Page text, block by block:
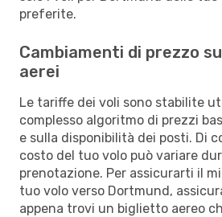
preferite.
Cambiamenti di prezzo
aerei
Le tariffe dei voli sono stabilite
complesso algoritmo di prezzi
e sulla disponibilità dei posti. Di
costo del tuo volo può variare
prenotazione. Per assicurarti il
tuo volo verso Dortmund,
appena trovi un biglietto aereo